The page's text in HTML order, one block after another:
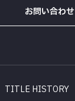
お問い合わせ
TITLE HISTORY